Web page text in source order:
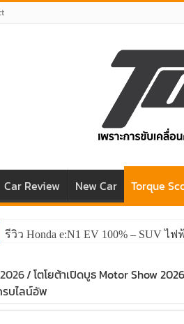
Car Review New Car Torque
รีวิว Honda e:N1 EV 100% – SUV ไ
/โตโยต้าเปิดบูธ Motor Show
บไลน์อัพ